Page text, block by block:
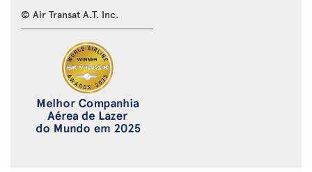
© Air Transat A.T. Inc.